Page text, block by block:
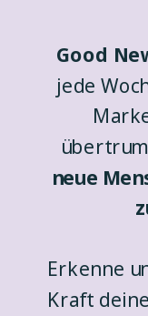
Good
jede
neue
Erkenne
Kraft